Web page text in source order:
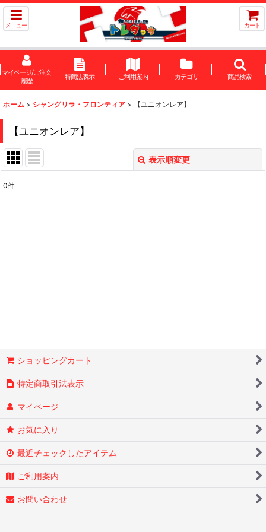
メニュー カート
マイページ/ご注文
履歴
特商法表示 ご利用案内 カテゴリ 商品検索
ホーム > シャングリラ・フロンティア > 【ユニオンレア】
【ユニオンレア】
表示順変更
0件
ショッピングカート
特定商取引法表示
マイページ
お気に入り
最近チェックしたアイテム
ご利用案内
お問い合わせ